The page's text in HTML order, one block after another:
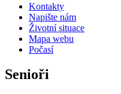
Kontakty
Napište nám
Životní situace
Mapa webu
Počasí
Senioři